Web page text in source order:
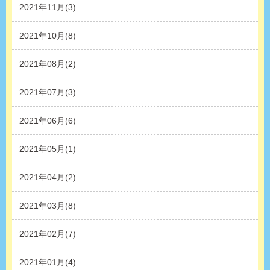
2021年11月(3)
2021年10月(8)
2021年08月(2)
2021年07月(3)
2021年06月(6)
2021年05月(1)
2021年04月(2)
2021年03月(8)
2021年02月(7)
2021年01月(4)